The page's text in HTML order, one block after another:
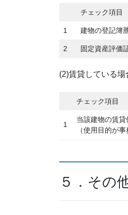
チェック項目
1 建物の登記簿
2 固定資産評価
(2)賃貸している場
チェック項目
1
当該建物の賃貸
（使用目的が
５．その